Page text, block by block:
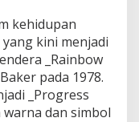
kehidupan
kini menjadi
_Rainbow
pada 1978.
_Progress
warna dan simbol